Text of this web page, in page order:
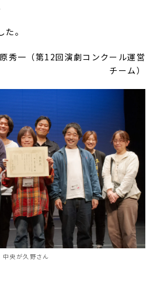
。
秀一（第12回演劇コンクール運営
チーム）
中央が久野さん